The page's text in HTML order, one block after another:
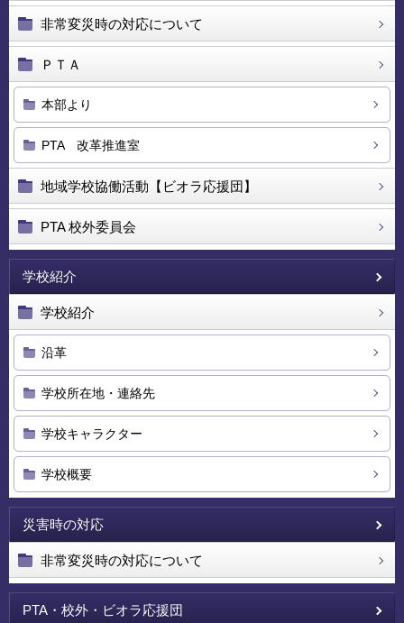
非常変災時の対応について
ＰＴＡ
本部より
PTA 改革推進室
地域学校協働活動【ビオラ応援団】
PTA 校外委員会
学校紹介
学校紹介
沿革
学校所在地・連絡先
学校キャラクター
学校概要
災害時の対応
非常変災時の対応について
PTA・校外・ビオラ応援団